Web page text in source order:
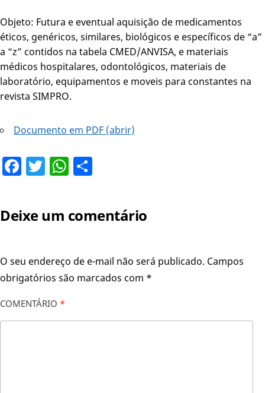
Objeto: Futura e eventual aquisição de medicamentos
éticos, genéricos, similares, biológicos e específicos de “a”
a “z” contidos na tabela CMED/ANVISA, e materiais
médicos hospitalares, odontológicos, materiais de
laboratório, equipamentos e moveis para constantes na
revista SIMPRO.
Documento em PDF (abrir)
Facebook
TwitterWhatsApp
Deixe um comentário
O seu endereço de e-mail não será publicado. Campos
obrigatórios são marcados com *
COMENTÁRIO *